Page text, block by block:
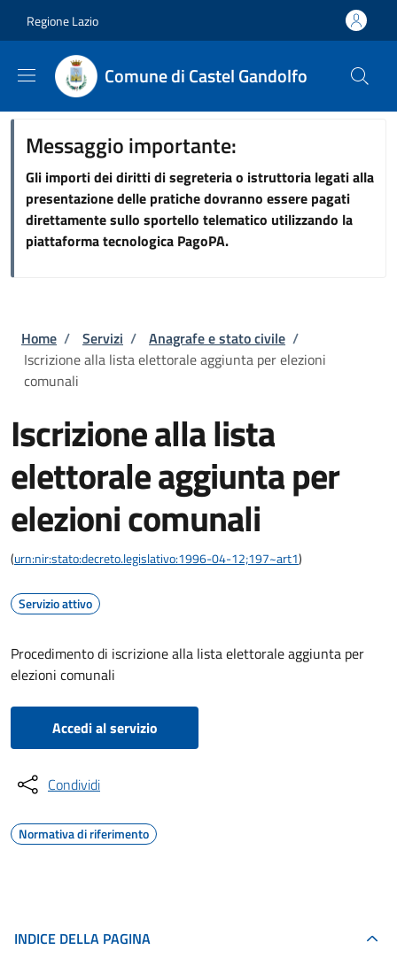
Regione Lazio
Comune di Castel Gandolfo
Messaggio importante:
Gli importi dei diritti di segreteria o istruttoria legati alla
presentazione delle pratiche dovranno essere pagati
direttamente sullo sportello telematico utilizzando la
piattaforma tecnologica PagoPA.
Briciole di pane
Home / Servizi / Anagrafe e stato civile /
Iscrizione alla lista elettorale aggiunta per elezioni
comunali
Iscrizione alla lista
elettorale aggiunta per
elezioni comunali
(urn:nir:stato:decreto.legislativo:1996-04-12;197~art1)
Servizio attivo
Procedimento di iscrizione alla lista elettorale aggiunta per
elezioni comunali
Accedi al servizio
Condividi
Normativa di riferimento
INDICE DELLA PAGINA